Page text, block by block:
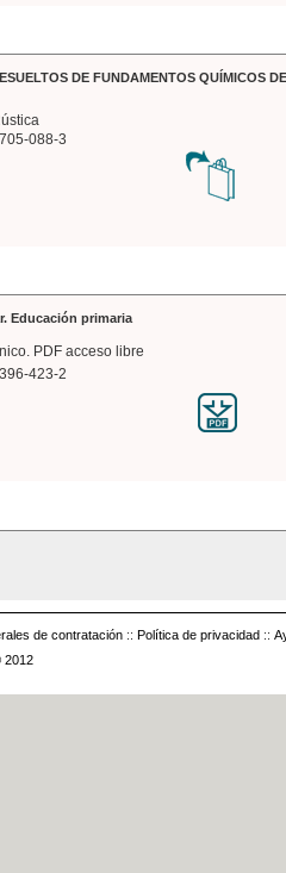
DE FUNDAMENTOS QUÍMICOS
088-3
Educación primaria
PDF acceso libre
423-2
de contratación :: Política de privacidad ::
2012